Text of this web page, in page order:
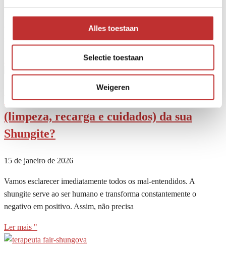
Alles toestaan
Selectie toestaan
Weigeren
oferecida seja verdadeira. Também nem sempre é possível saber se a
sua
É necessário fazer a manutenção
(limpeza, recarga e cuidados) da sua
Shungite?
15 de janeiro de 2026
Vamos esclarecer imediatamente todos os mal-entendidos. A
shungite serve ao ser humano e transforma constantemente o
negativo em positivo. Assim, não precisa
Ler mais "